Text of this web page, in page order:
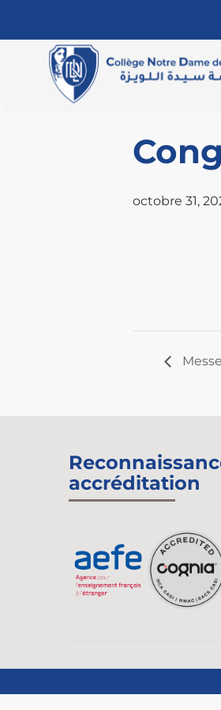
« Tous les
octobre 31,
accréditation